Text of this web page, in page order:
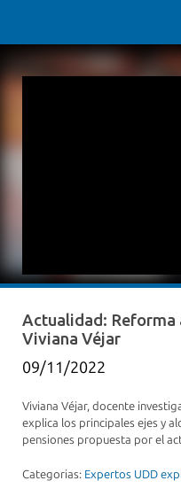
Actualidad: Reforma
Viviana Véjar
09/11/2022
Viviana Véjar, docente
explica los principales ejes y
pensiones propuesta por el
Categorias: Expertos UDD